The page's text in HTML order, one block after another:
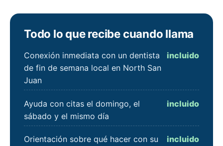
Todo lo que recibe cuando llama
Conexión inmediata con un dentista
de fin de semana local en North San
Juan
incluido
Ayuda con citas el domingo, el
sábado y el mismo día
incluido
Orientación sobre qué hacer con su
incluido